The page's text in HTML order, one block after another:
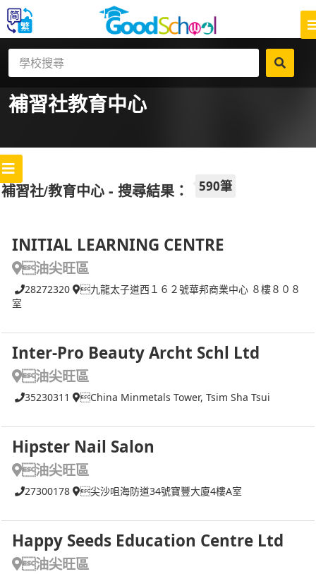
補習社教育中心
補習社/教育中心 - 搜尋結果： 590筆
INITIAL LEARNING CENTRE
油尖旺區
28272320
九龍太子道西１６２號華邦商業中心 ８樓８０８
室
Inter-Pro Beauty Archt Schl Ltd
油尖旺區
35230311 China Minmetals Tower, Tsim Sha Tsui
Hipster Nail Salon
油尖旺區
27300178 尖沙咀海防道34號寶豐大廈4樓A室
Happy Seeds Education Centre Ltd
油尖旺區